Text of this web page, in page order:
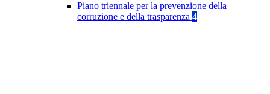
Piano triennale per la prevenzione della
corruzione e della trasparenza 4